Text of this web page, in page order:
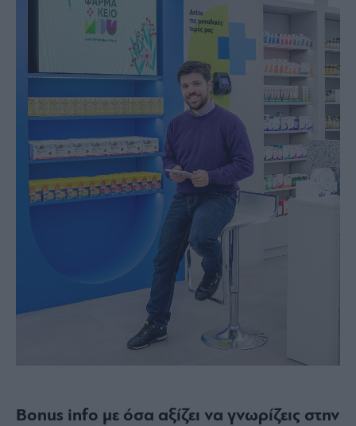
Bonus info με όσα αξίζει να γνωρίζεις στην